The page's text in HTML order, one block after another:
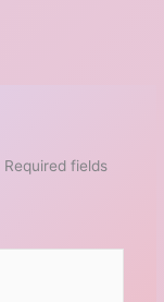
Required fields